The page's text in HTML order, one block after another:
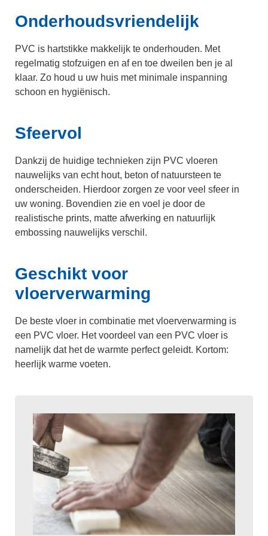
Onderhoudsvriendelijk
PVC is hartstikke makkelijk te onderhouden. Met
regelmatig stofzuigen en af en toe dweilen ben je al
klaar. Zo houd u uw huis met minimale inspanning
schoon en hygiënisch.
Sfeervol
Dankzij de huidige technieken zijn PVC vloeren
nauwelijks van echt hout, beton of natuursteen te
onderscheiden. Hierdoor zorgen ze voor veel sfeer in
uw woning. Bovendien zie en voel je door de
realistische prints, matte afwerking en natuurlijk
embossing nauwelijks verschil.
Geschikt voor
vloerverwarming
De beste vloer in combinatie met vloerverwarming is
een PVC vloer. Het voordeel van een PVC vloer is
namelijk dat het de warmte perfect geleidt. Kortom:
heerlijk warme voeten.